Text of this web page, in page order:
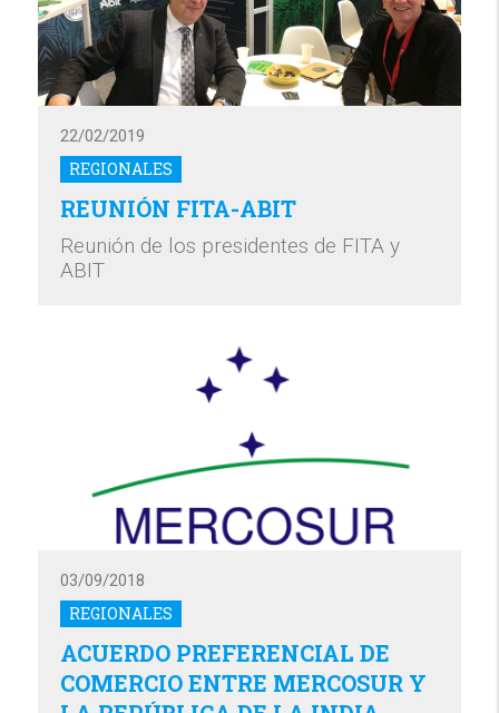
REGIONALES
22/02/2019
REUNIÓN FITA-ABIT
Reunión de los presidentes de FITA y
ABIT
REGIONALES
03/09/2018
ACUERDO PREFERENCIAL DE
COMERCIO ENTRE MERCOSUR Y